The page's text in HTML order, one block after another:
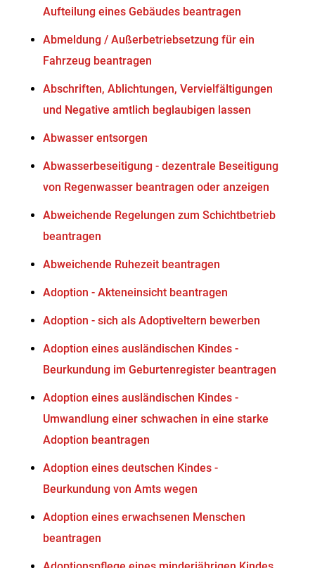
Aufteilung eines Gebäudes beantragen
Abmeldung / Außerbetriebsetzung für ein
Fahrzeug beantragen
Abschriften, Ablichtungen, Vervielfältigungen
und Negative amtlich beglaubigen lassen
Abwasser entsorgen
Abwasserbeseitigung - dezentrale Beseitigung
von Regenwasser beantragen oder anzeigen
Abweichende Regelungen zum Schichtbetrieb
beantragen
Abweichende Ruhezeit beantragen
Adoption - Akteneinsicht beantragen
Adoption - sich als Adoptiveltern bewerben
Adoption eines ausländischen Kindes -
Beurkundung im Geburtenregister beantragen
Adoption eines ausländischen Kindes -
Umwandlung einer schwachen in eine starke
Adoption beantragen
Adoption eines deutschen Kindes -
Beurkundung von Amts wegen
Adoption eines erwachsenen Menschen
beantragen